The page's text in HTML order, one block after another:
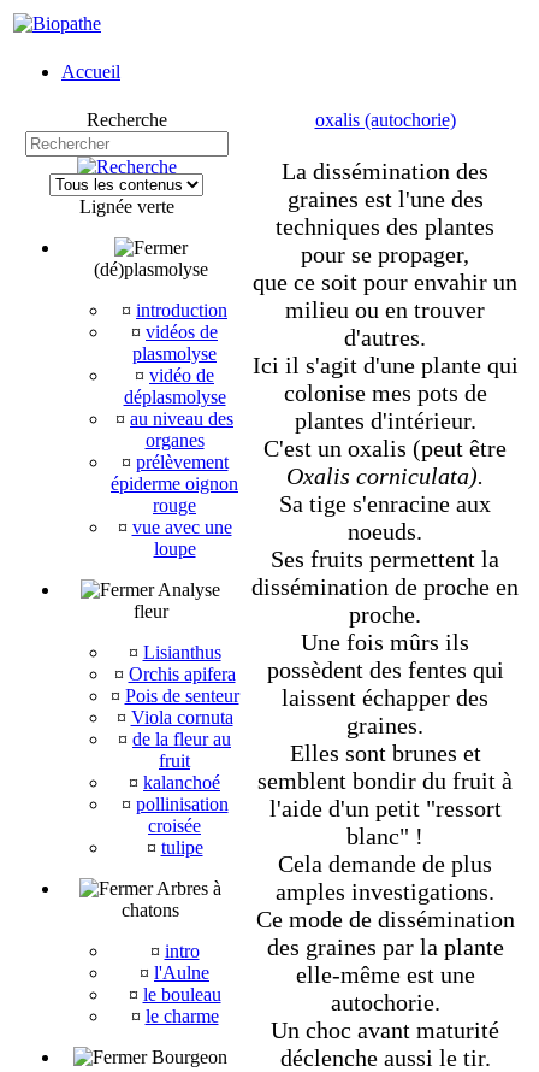
Accueil
Recherche
Lignée verte
(dé)plasmolyse
¤ introduction
¤ vidéos de
plasmolyse
¤ vidéo de
déplasmolyse
¤ au niveau des
organes
¤ prélèvement
épiderme oignon
rouge
¤ vue avec une
loupe
Analyse
fleur
¤ Lisianthus
¤ Orchis apifera
¤ Pois de senteur
¤ Viola cornuta
¤ de la fleur au
fruit
¤ kalanchoé
¤ pollinisation
croisée
¤ tulipe
Arbres à
chatons
¤ intro
¤ l'Aulne
¤ le bouleau
¤ le charme
Bourgeon
oxalis (autochorie)
La dissémination des
graines est l'une des
techniques des plantes
pour se propager,
que ce soit pour envahir un
milieu ou en trouver
d'autres.
Ici il s'agit d'une plante qui
colonise mes pots de
plantes d'intérieur.
C'est un oxalis (peut être
Oxalis corniculata).
Sa tige s'enracine aux
noeuds.
Ses fruits permettent la
dissémination de proche en
proche.
Une fois mûrs ils
possèdent des fentes qui
laissent échapper des
graines.
Elles sont brunes et
semblent bondir du fruit à
l'aide d'un petit "ressort
blanc" !
Cela demande de plus
amples investigations.
Ce mode de dissémination
des graines par la plante
elle-même est une
autochorie.
Un choc avant maturité
déclenche aussi le tir.